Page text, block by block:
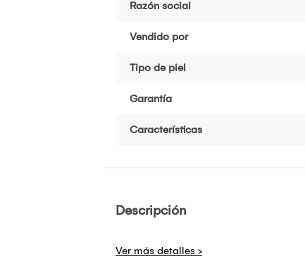
Razón social
Vendido por
Tipo de piel
Garantía
Características
Descripción